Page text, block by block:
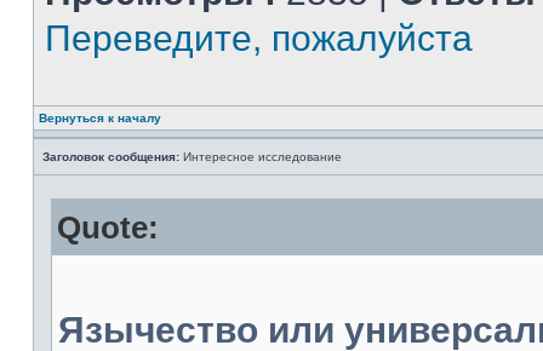
Переведите, пожалуйста
Вернуться к началу
Заголовок сообщения: Интересное исследование
Quote:
Язычество или